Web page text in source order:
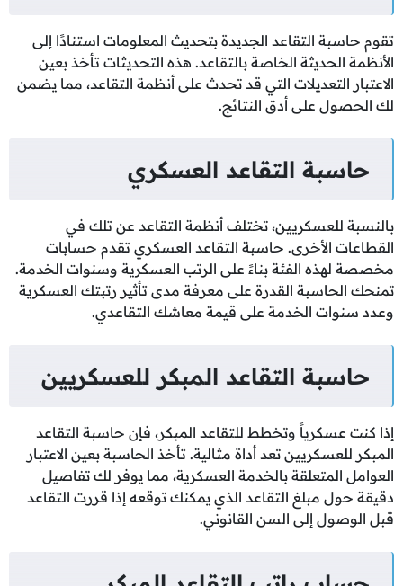
تقوم حاسبة التقاعد الجديدة بتحديث المعلومات استنادًا إلى
الأنظمة الحديثة الخاصة بالتقاعد. هذه التحديثات تأخذ بعين
الاعتبار التعديلات التي قد تحدث على أنظمة التقاعد، مما يضمن
لك الحصول على أدق النتائج.
حاسبة التقاعد العسكري
بالنسبة للعسكريين، تختلف أنظمة التقاعد عن تلك في
القطاعات الأخرى. حاسبة التقاعد العسكري تقدم حسابات
مخصصة لهذه الفئة بناءً على الرتب العسكرية وسنوات الخدمة.
تمنحك الحاسبة القدرة على معرفة مدى تأثير رتبتك العسكرية
وعدد سنوات الخدمة على قيمة معاشك التقاعدي.
حاسبة التقاعد المبكر للعسكريين
إذا كنت عسكرياً وتخطط للتقاعد المبكر، فإن حاسبة التقاعد
المبكر للعسكريين تعد أداة مثالية. تأخذ الحاسبة بعين الاعتبار
العوامل المتعلقة بالخدمة العسكرية، مما يوفر لك تفاصيل
دقيقة حول مبلغ التقاعد الذي يمكنك توقعه إذا قررت التقاعد
قبل الوصول إلى السن القانوني.